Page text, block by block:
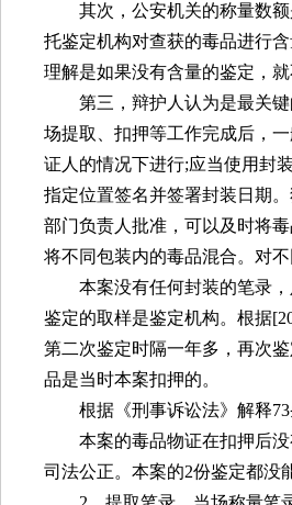
其次，公安机关的称量数额
托鉴定机构对查获的毒品进行
理解是如果没有含量的鉴定，
第三，辩护人认为是最关
场提取、扣押等工作完成后，
证人的情况下进行;应当使用封
指定位置签名并签署封装日期
部门负责人批准，可以及时将
将不同包装内的毒品混合。对
本案没有任何封装的笔录
鉴定的取样是鉴定机构。根据
第二次鉴定时隔一年多，再次
品是当时本案扣押的。
根据《刑事诉讼法》解释73
本案的毒品物证在扣押后
司法公正。本案的2份鉴定都没